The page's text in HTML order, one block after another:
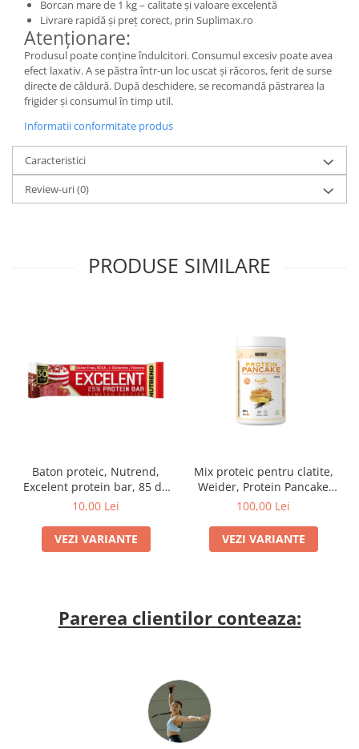
Borcan mare de 1 kg – calitate și valoare excelentă
Livrare rapidă și preț corect, prin Suplimax.ro
Atenționare:
Produsul poate conține îndulcitori. Consumul excesiv poate avea
efect laxativ. A se păstra într-un loc uscat și răcoros, ferit de surse
directe de căldură. După deschidere, se recomandă păstrarea la
frigider și consumul în timp util.
Informatii conformitate produs
Caracteristici
Review-uri(0)
PRODUSE SIMILARE
Baton proteic, Nutrend,
Excelent protein bar, 85 de
grame
10,00 Lei
VEZI VARIANTE
Mix proteic pentru clatite,
Weider, Protein Pancake
Mix, 600 de grame, pudra
100,00 Lei
VEZI VARIANTE
Parerea clientilor conteaza: